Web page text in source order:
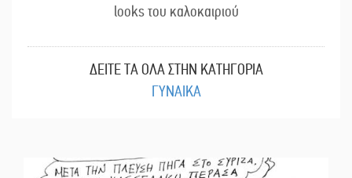
looks του καλοκαιριού
ΔΕΙΤΕ ΤΑ ΟΛΑ ΣΤΗΝ ΚΑΤΗΓΟΡΙΑ
ΓΥΝΑΙΚΑ